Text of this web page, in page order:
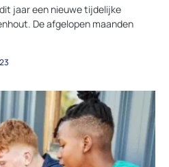
jaar een nieuwe tijdelijke
De afgelopen maanden